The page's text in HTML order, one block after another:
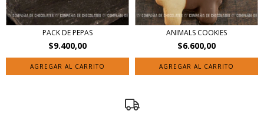
PACK DE PEPAS
$9.400,00
ANIMALS COOKIES
$6.600,00